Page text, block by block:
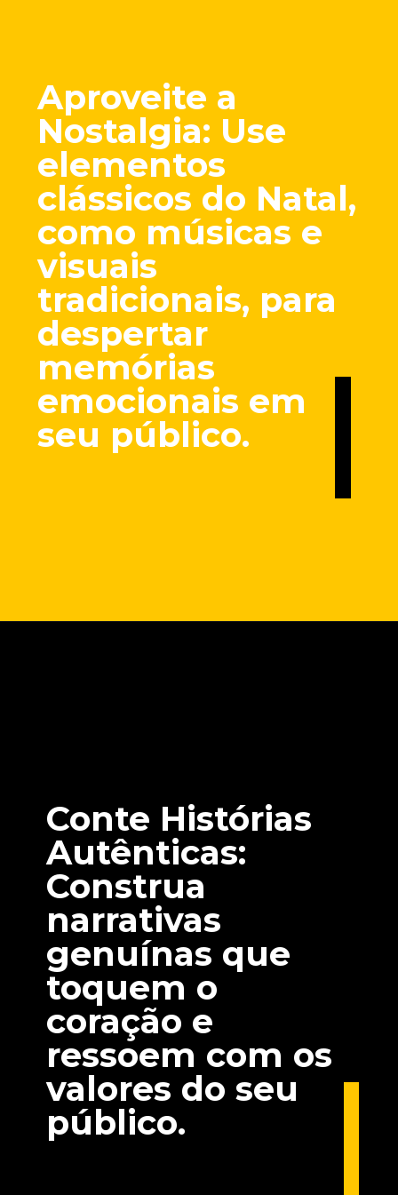
Aproveite a
Nostalgia: Use
elementos
clássicos do Natal,
como músicas e
visuais
tradicionais, para
despertar
memórias
emocionais em
seu público.
Conte Histórias
Autênticas:
Construa
narrativas
genuínas que
toquem o
coração e
ressoem com os
valores do seu
público.